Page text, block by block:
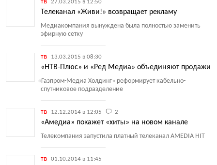
27.03.2015 в 12:50
Телеканал «Живи!» возвращает рекламу
Медиакомпания вынуждена была полностью заменить
эфирную сетку
тв 13.03.2015 в 08:30
«НТВ-Плюс» и «Ред Медиа» объединяют продажи
«Газпром-Медиа Холдинг» реформирует кабельно-
спутниковое подразделение
тв 12.12.2014 в 12:05 2
«Амедиа» покажет «хиты» на новом канале
Телекомпания запустила платный телеканал AMEDIA HIT
тв 01.10.2014 в 11:45